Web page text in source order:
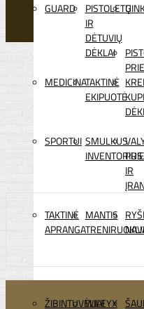
GUARD
PISTOLETŲ
IR
DĖTUVIŲ
DĖKLAI
MEDICINATAKTINĖ
EKIPUOTĖ
SPORTUI SMULKUS
INVENTORIUS
IR
TAKTINĖ
APRANGA
MANTIS
ŽIBINTUVĖLIAI
WILEYX